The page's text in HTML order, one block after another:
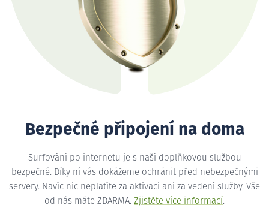
Bezpečné připojení na doma
Surfování po internetu je s naší doplňkovou službou
bezpečné. Díky ní vás dokážeme ochránit před nebezpečnými
servery. Navíc nic neplatíte za aktivaci ani za vedení služby. Vše
od nás máte ZDARMA. Zjistěte více informací.